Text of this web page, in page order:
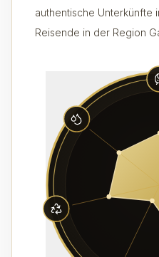
authentische Unterkünfte
Reisende in der Region